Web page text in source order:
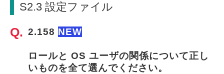
S2.3 設定ファイル
2.158 NEW
ロールと OS ユーザの関係について正し
いものを全て選んでください。